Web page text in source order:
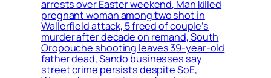
arrests over Easter weekend, Man killed
pregnant woman among two shot in
Wallerfield attack, 5 freed of couple’s
murder after decade on remand, South
Oropouche shooting leaves 39-year-old
father dead, Sando businesses say
street crime persists despite SoE,